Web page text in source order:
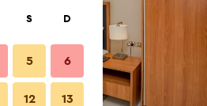
S D
5 6
12 13